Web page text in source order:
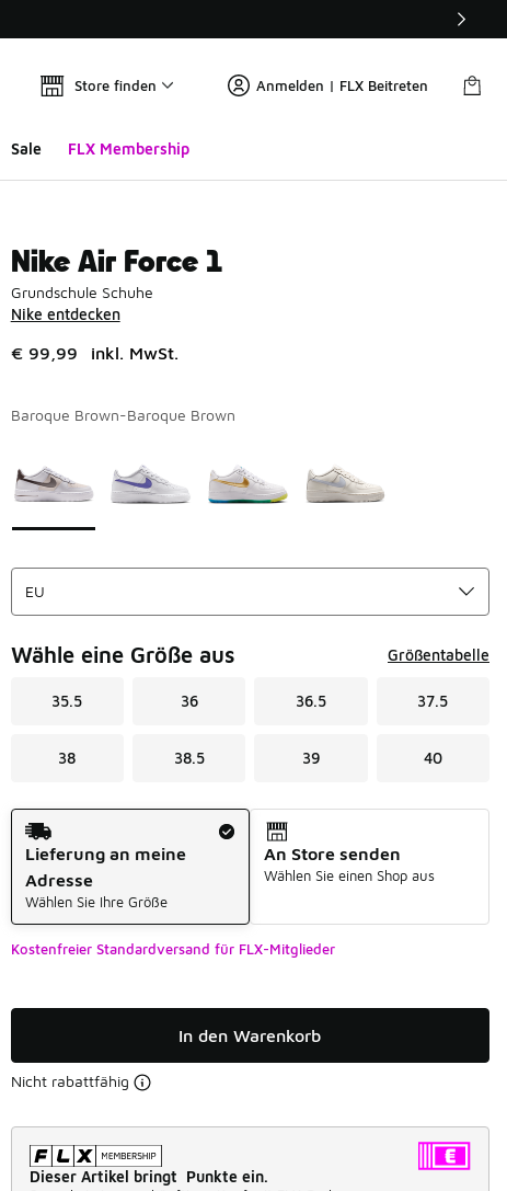
Store finden Anmelden | FLX Beitreten
Sale FLX Membership
Nike Air Force 1
Grundschule Schuhe
Nike entdecken
€ 99,99 inkl. MwSt.
Baroque Brown-Baroque Brown
Wähle eine Größe aus Größentabelle
35.5 36 36.5 37.5
38 38.5 39 40
Versandart
Lieferung an meine
Adresse
Wählen Sie Ihre Größe
An Store senden
Wählen Sie einen Shop aus
Kostenfreier Standardversand für FLX-Mitglieder
In den Warenkorb
Nicht rabattfähig
Dieser Artikel bringt Punkte ein.